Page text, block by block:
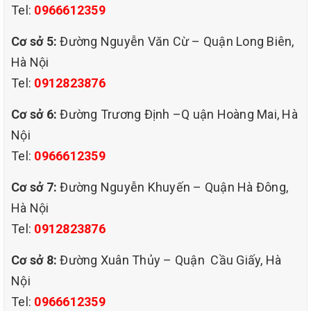
Tel: 0966612359
Cơ sở 5: Đường Nguyễn Văn Cừ – Quận Long Biên,
Hà Nội
Tel: 0912823876
Cơ sở 6: Đường Trương Định –Q uận Hoàng Mai, Hà
Nội
Tel: 0966612359
Cơ sở 7:Đường Nguyễn Khuyến – Quận Hà Đông,
Hà Nội
Tel: 0912823876
Cơ sở 8:Đường Xuân Thủy – Quận Cầu Giấy, Hà
Nội
Tel: 0966612359